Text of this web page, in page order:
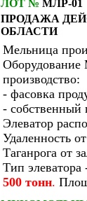
ЛОТ № МЛР-01
ПРОДАЖА
ОБЛАСТИ
Мельница
Оборудование
производство:
- фасовка
- собственный
Элеватор
Удаленность
Таганрога от
Тип элеватора
500 тонн.